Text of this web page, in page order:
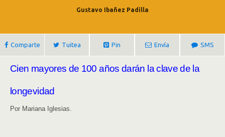
Gustavo Ibañez Padilla
Comparte Tuitea Pin Envía SMS
Cien mayores de 100 años darán la clave de la
longevidad
Por Mariana Iglesias.